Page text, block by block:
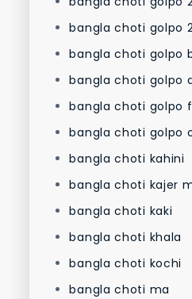
bangla choti golpo
bangla choti golpo
bangla choti golpo
bangla choti golpo
bangla choti golpo
bangla choti kahini
bangla choti kajer
bangla choti kaki
bangla choti khala
bangla choti kochi
bangla choti ma